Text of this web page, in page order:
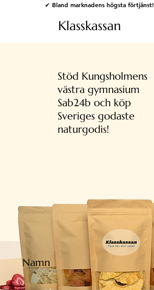
✔ Bland marknadens högsta förtjänst!
Klasskassan
Stöd Kungsholmens
västra gymnasium
Sab24b och köp
Sveriges godaste
naturgodis!
Namn